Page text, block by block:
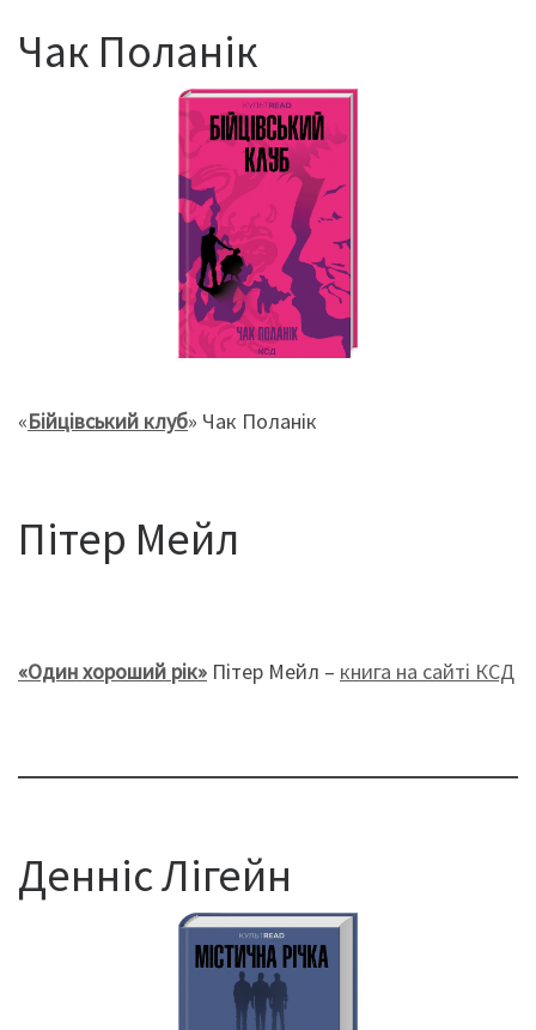
Чак Поланік
«Бійцівський клуб» Чак Поланік
Пітер Мейл
«Один хороший рік» Пітер Мейл – книга на сайті КСД
Денніс Лігейн